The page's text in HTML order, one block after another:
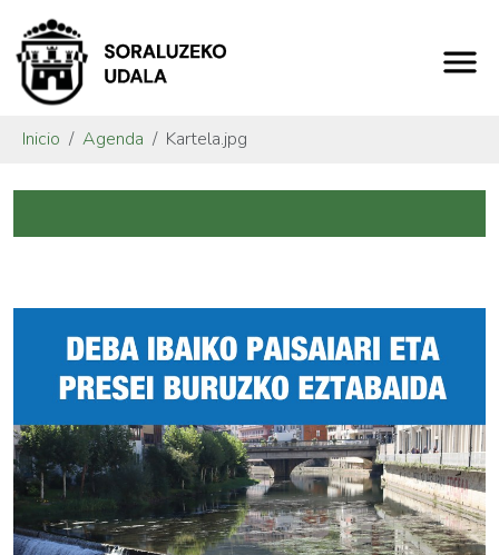
Inicio Agenda Kartela.jpg